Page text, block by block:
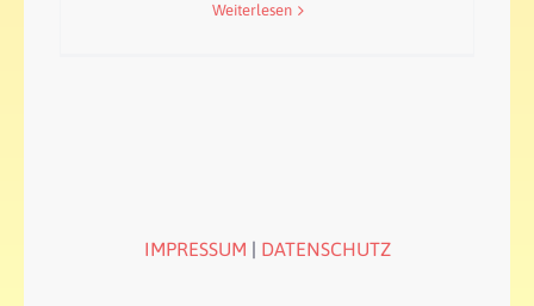
Weiterlesen
IMPRESSUM | DATENSCHUTZ